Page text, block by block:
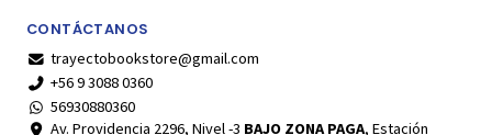
CONTÁCTANOS
trayectobookstore@gmail.com
+56 9 3088 0360
56930880360
Av. Providencia 2296, Nivel -3 BAJO ZONA PAGA, Estación